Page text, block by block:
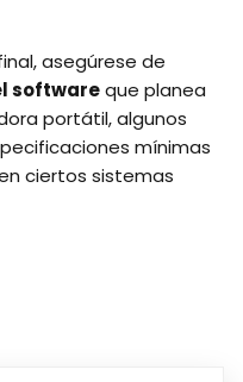
asegúrese de
softwareque planea
portátil, algunos
mínimas
ciertos sistemas